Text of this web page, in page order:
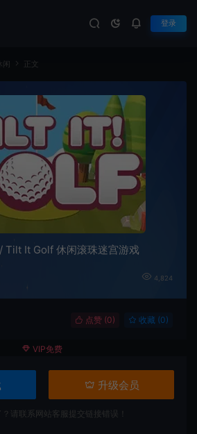
登录
闲 正文
Tilt It Golf 休闲滚珠迷宫游戏
4,824
点赞 (0) 收藏 (0)
VIP免费
升级会员
？请联系网站客服提交链接错误！